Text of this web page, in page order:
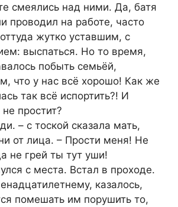
смеялись над ними. Да, батя
проводил на работе, часто
жутко уставшим, с
выспаться. Но то время,
побыть семьёй,
что у нас всё хорошо! Как же
так всё испортить?! И
простит?
– с тоской сказала мать,
от лица. – Прости меня! Не
не грей ты тут уши!
с места. Встал в проходе.
казалось,
помешать им порушить то,